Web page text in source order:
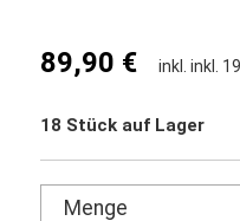
89,90 € inkl. inkl.
18 Stück auf Lager
Menge